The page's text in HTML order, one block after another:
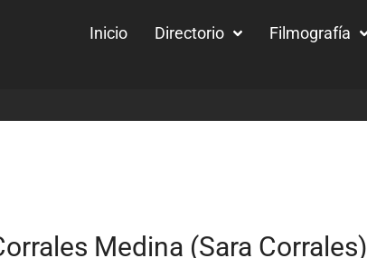
Inicio Directorio Filmografía
Medina (Sara Corrales)